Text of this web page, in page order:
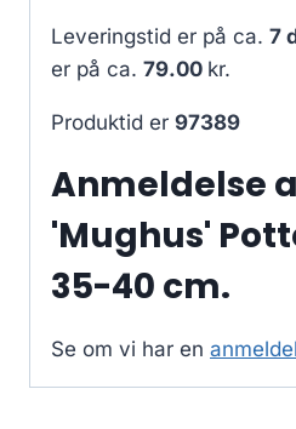
Leveringstid er på ca. 7
er på ca. 79.00 kr.
Produktid er 97389
Anmeldelse
'Mughus'
35-40 cm.
Se om vi har en